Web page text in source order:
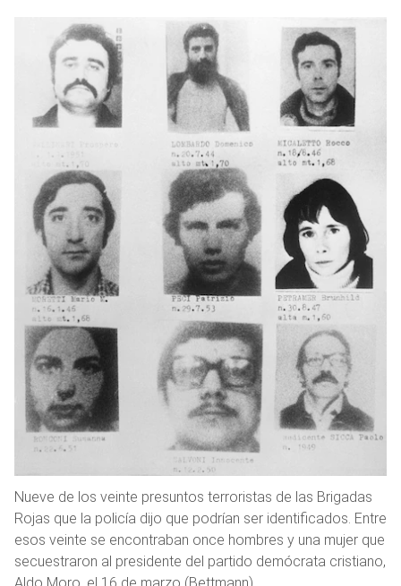
Nueve de los veinte presuntos terroristas de las Brigadas
Rojas que la policía dijo que podrían ser identificados. Entre
esos veinte se encontraban once hombres y una mujer que
secuestraron al presidente del partido demócrata cristiano,